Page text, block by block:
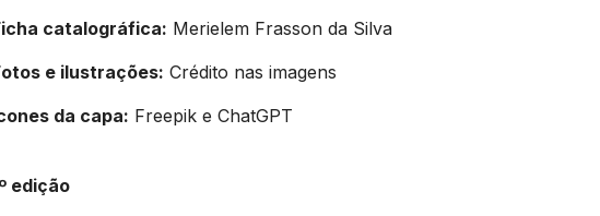
catalográfica: Merielem Frasson da Silva
e ilustrações: Crédito nas imagens
da capa: Freepik e ChatGPT
edição